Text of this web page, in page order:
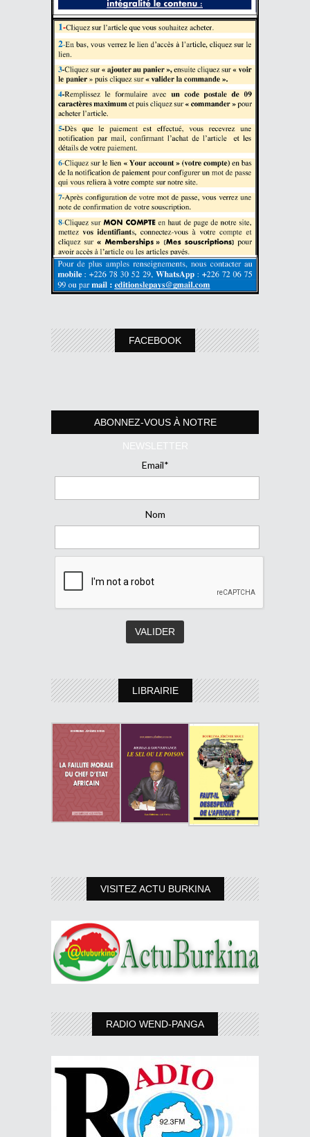
FACEBOOK
ABONNEZ-VOUS À NOTRE
NEWSLETTER
Email*
Nom
LIBRAIRIE
VISITEZ ACTU BURKINA
RADIO WEND-PANGA